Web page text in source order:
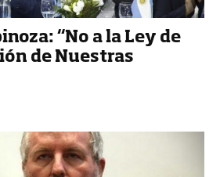
“No a la Ley de
de Nuestras